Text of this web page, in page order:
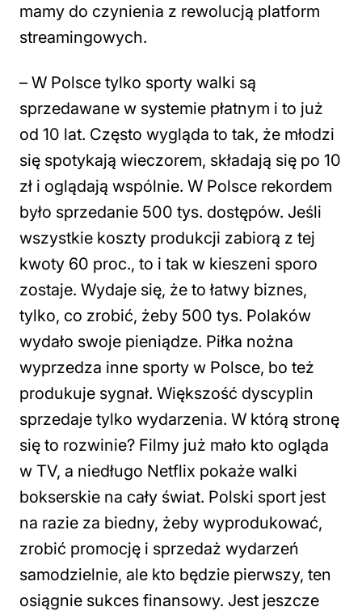
mamy do czynienia z rewolucją platform
streamingowych.
– W Polsce tylko sporty walki są
sprzedawane w systemie płatnym i to już
od 10 lat. Często wygląda to tak, że młodzi
się spotykają wieczorem, składają się po 10
zł i oglądają wspólnie. W Polsce rekordem
było sprzedanie 500 tys. dostępów. Jeśli
wszystkie koszty produkcji zabiorą z tej
kwoty 60 proc., to i tak w kieszeni sporo
zostaje. Wydaje się, że to łatwy biznes,
tylko, co zrobić, żeby 500 tys. Polaków
wydało swoje pieniądze. Piłka nożna
wyprzedza inne sporty w Polsce, bo też
produkuje sygnał. Większość dyscyplin
sprzedaje tylko wydarzenia. W którą stronę
się to rozwinie? Filmy już mało kto ogląda
w TV, a niedługo Netflix pokaże walki
bokserskie na cały świat. Polski sport jest
na razie za biedny, żeby wyprodukować,
zrobić promocję i sprzedaż wydarzeń
samodzielnie, ale kto będzie pierwszy, ten
osiągnie sukces finansowy. Jest jeszcze